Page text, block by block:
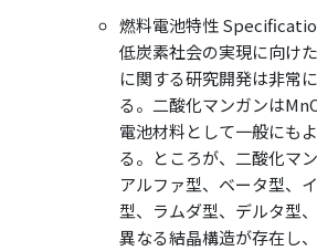
燃料電池特性
低炭素社会の実現に向け
に関する研究開発は非常
る。二酸化マンガンは
電池材料として一般にも
る。ところが、二酸化マ
アルファ型、ベータ型、
型、ラムダ型、デルタ型
異なる結晶構造が存在し